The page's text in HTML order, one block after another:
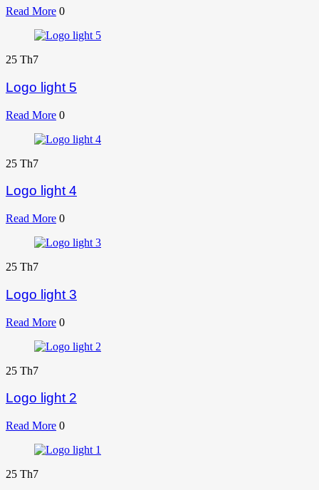
Read More 0
25 Th7
Logo light 5
Read More 0
25 Th7
Logo light 4
Read More 0
25 Th7
Logo light 3
Read More 0
25 Th7
Logo light 2
Read More 0
25 Th7